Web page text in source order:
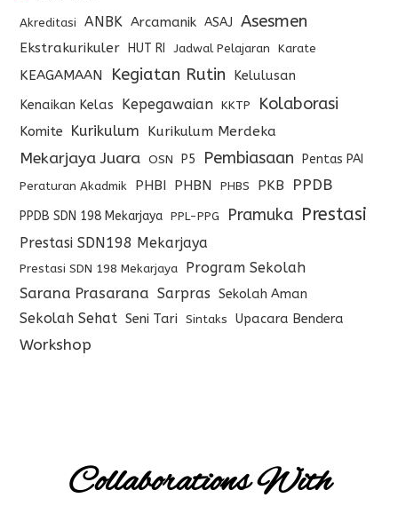
Akreditasi ANBK Arcamanik ASAJ Asesmen
Ekstrakurikuler HUT RI Jadwal Pelajaran Karate
KEAGAMAAN Kegiatan Rutin
Kelulusan
Kenaikan Kelas
Kepegawaian KKTP Kolaborasi
Komite Kurikulum Kurikulum Merdeka
Mekarjaya Juara OSN P5 Pembiasaan Pentas PAI
Peraturan Akadmik PHBI PHBN PHBS PKB PPDB
PPDB SDN 198 Mekarjaya PPL-PPG Pramuka Prestasi
Prestasi SDN198 Mekarjaya
Prestasi SDN 198 Mekarjaya
Program Sekolah
Sarana Prasarana Sarpras Sekolah Aman
Sekolah Sehat Seni Tari Sintaks Upacara Bendera
Workshop
Collaborations With